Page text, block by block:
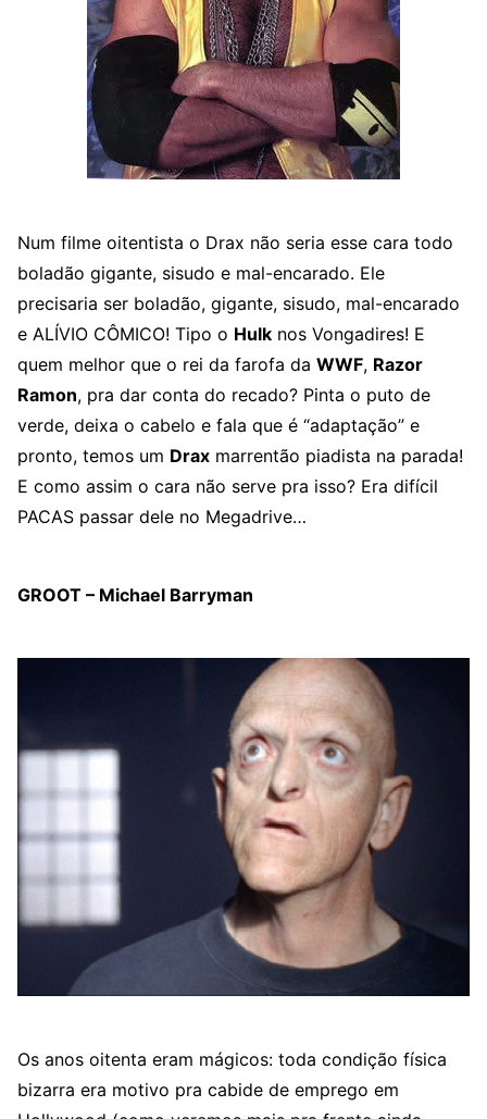
Num filme oitentista o Drax não seria esse cara todo
boladão gigante, sisudo e mal-encarado. Ele
precisaria ser boladão, gigante, sisudo, mal-encarado
e ALÍVIO CÔMICO! Tipo o Hulk nos Vongadires! E
quem melhor que o rei da farofa da WWF, Razor
Ramon, pra dar conta do recado? Pinta o puto de
verde, deixa o cabelo e fala que é “adaptação” e
pronto, temos um Drax marrentão piadista na parada!
E como assim o cara não serve pra isso? Era difícil
PACAS passar dele no Megadrive…
GROOT – Michael Barryman
Os anos oitenta eram mágicos: toda condição física
bizarra era motivo pra cabide de emprego em